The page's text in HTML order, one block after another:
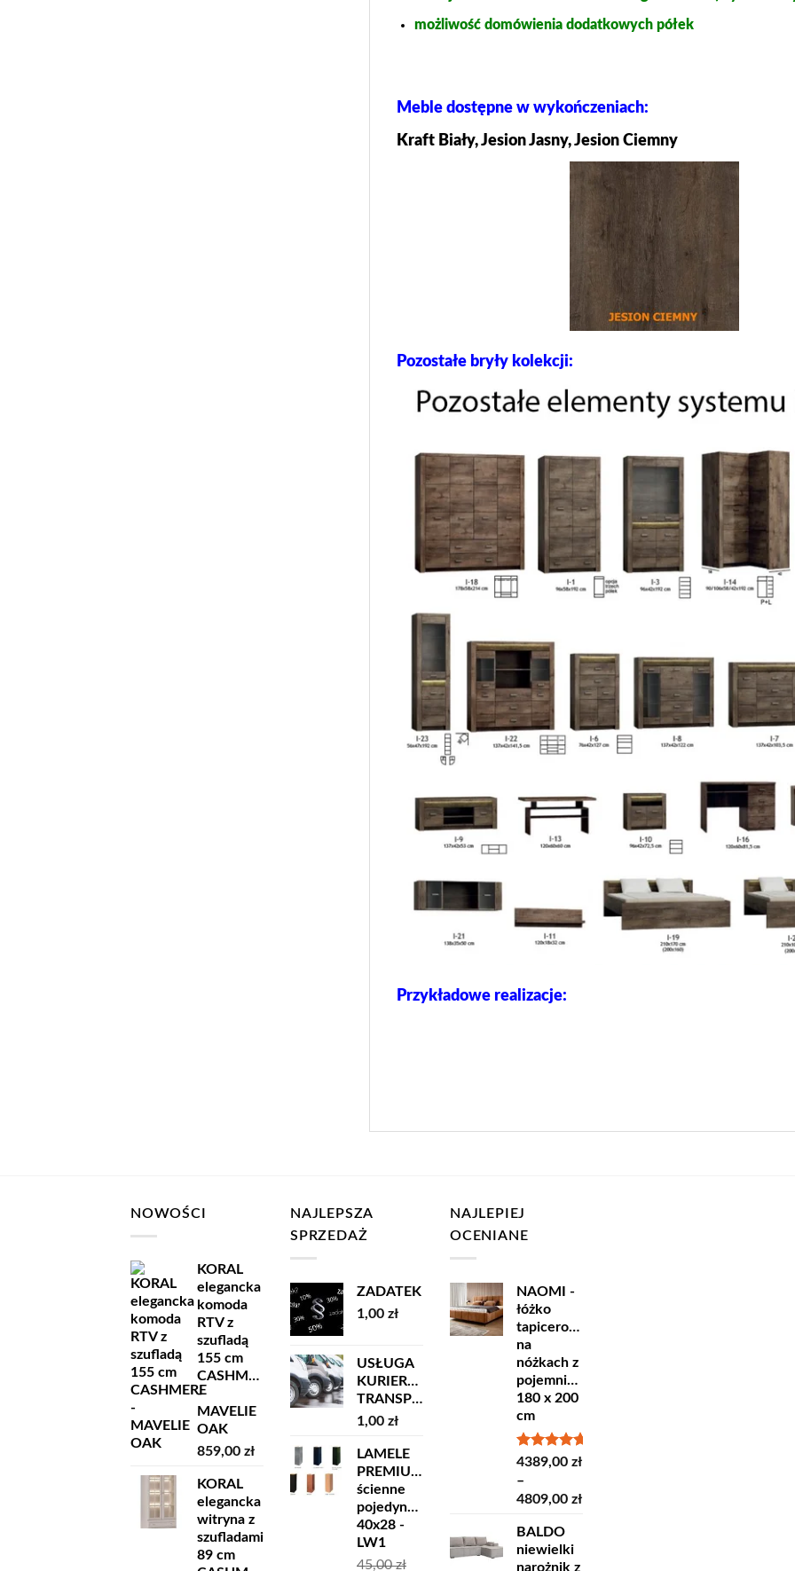
możliwość domówienia dodatkowych półek
Meble dostępne w wykończeniach:
Kraft Biały, Jesion Jasny, Jesion Ciemny
Pozostałe bryły kolekcji:
Przykładowe realizacje:
NOWOŚCI
KORAL
elegancka
komoda
RTV z
szufladą
155 cm
CASHMERE
-
MAVELIE
OAK
859,00 zł
KORAL
elegancka
witryna z
szufladami
89 cm
NAJLEPSZA
SPRZEDAŻ
ZADATEK
1,00 zł
USŁUGA
KURIERSKA
TRANSPORT
1,00 zł
LAMELE
PREMIUM
ścienne
pojedyncze
40x28 -
LW1
45,00zł
NAJLEPIEJ
OCENIANE
NAOMI -
łóżko
tapicerowane
na
nóżkach z
pojemnikiem
180 x 200
cm
Oceniono
4389,00 zł
–
4809,00 złZakres
BALDO
niewielki
narożnik z